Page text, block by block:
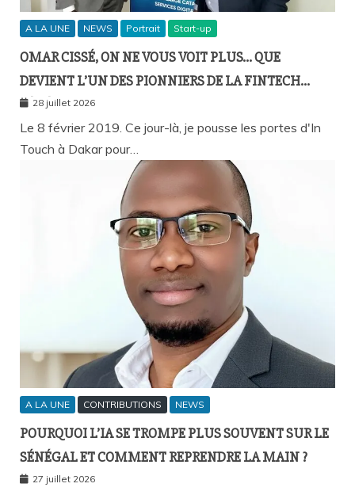
A LA UNE NEWS Portrait Start-up
OMAR CISSÉ, ON NE VOUS VOIT PLUS… QUE
DEVIENT L’UN DES PIONNIERS DE LA FINTECH
SÉNÉGALAISE ?
28 juillet 2026
Le 8 février 2019. Ce jour-là, je pousse les portes d'In
Touch à Dakar pour…
A LA UNE CONTRIBUTIONS NEWS
POURQUOI L’IA SE TROMPE PLUS SOUVENT SUR LE
SÉNÉGAL ET COMMENT REPRENDRE LA MAIN ?
27 juillet 2026